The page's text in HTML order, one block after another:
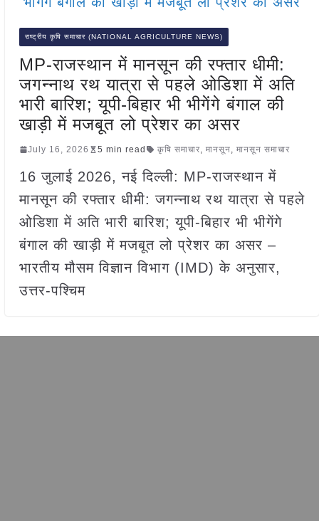
राष्ट्रीय कृषि समाचार (NATIONAL AGRICULTURE NEWS)
MP-राजस्थान में मानसून की रफ्तार धीमी:
जगन्नाथ रथ यात्रा से पहले ओडिशा में अति
भारी बारिश; यूपी-बिहार भी भीगेंगे बंगाल की
खाड़ी में मजबूत लो प्रेशर का असर
July 16, 2026 5 min read कृषि समाचार, मानसून, मानसून समाचार
16 जुलाई 2026, नई दिल्ली: MP-राजस्थान में
मानसून की रफ्तार धीमी: जगन्नाथ रथ यात्रा से पहले
ओडिशा में अति भारी बारिश; यूपी-बिहार भी भीगेंगे
बंगाल की खाड़ी में मजबूत लो प्रेशर का असर –
भारतीय मौसम विज्ञान विभाग (IMD) के अनुसार,
उत्तर-पश्चिम